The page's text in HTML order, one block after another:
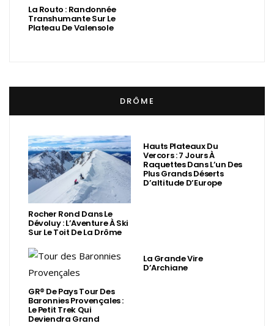
La Routo : Randonnée
Transhumante Sur Le
Plateau De Valensole
DRÔME
Rocher Rond Dans Le
Dévoluy : L’Aventure À Ski
Sur Le Toit De La Drôme
Hauts Plateaux Du
Vercors : 7 Jours À
Raquettes Dans L’un Des
Plus Grands Déserts
D’altitude D’Europe
GR® De Pays Tour Des
Baronnies Provençales :
Le Petit Trek Qui
Deviendra Grand
La Grande Vire
D’Archiane